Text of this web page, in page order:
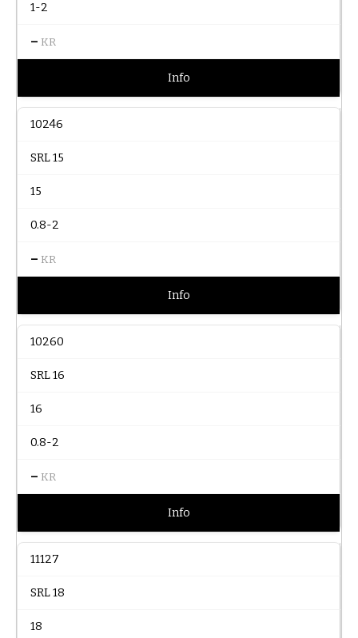
1-2
– KR
Info
10246
SRL 15
15
0.8-2
– KR
Info
10260
SRL 16
16
0.8-2
– KR
Info
11127
SRL 18
18